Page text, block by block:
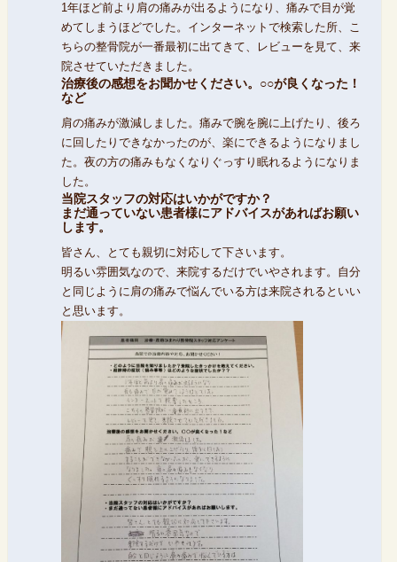
1年ほど前より肩の痛みが出るようになり、痛みで目が覚
めてしまうほどでした。インターネットで検索した所、こ
ちらの整骨院が一番最初に出てきて、レビューを見て、来
院させていただきました。
治療後の感想をお聞かせください。○○が良くなった！
など
肩の痛みが激減しました。痛みで腕を腕に上げたり、後ろ
に回したりできなかったのが、楽にできるようになりまし
た。夜の方の痛みもなくなりぐっすり眠れるようになりま
した。
当院スタッフの対応はいかがですか？
まだ通っていない患者様にアドバイスがあればお願い
します。
皆さん、とても親切に対応して下さいます。
明るい雰囲気なので、来院するだけでいやされます。自分
と同じように肩の痛みで悩んでいる方は来院されるといい
と思います。